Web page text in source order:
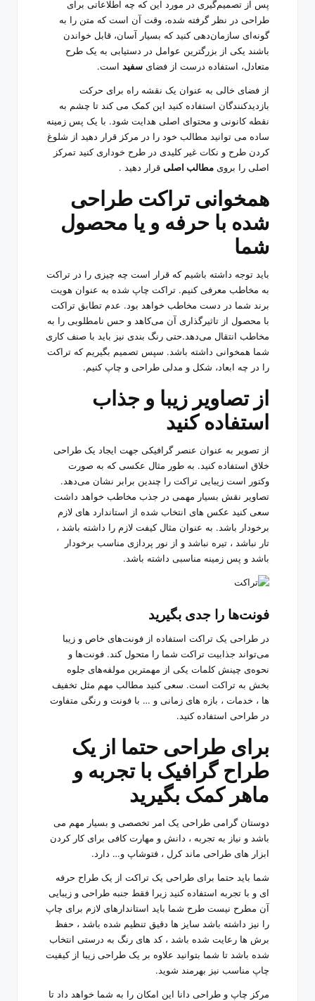
پس از تصمیم‌گیری در مورد این که چه اطلاعاتی برای
طراحی در نظر گرفته شده، وقت آن است که متن را به
گونه‌ای سازمان‌دهی کنید که بسیار آسان، قابل خواندن
باشند یکی از بزرگترین عوامل در دستیابی به یک طرح
متعادل، استفاده درست از فضای سفید است.
از فضای خالی به عنوان یک نقشه راه برای حرکت
بازدیدکنندگان استفاده کنید این کمک می کند تا چشم به
نقطه کانونی و محتوای اصلی هدایت شود. با یک پس زمینه
ساده می توانید مطالب خود را در مرکز قرار دهید از شلوغ
کردن طرح و نکات غیر کلیدی در طرح خوداری کنید تمرکز
اصلی را بروی مطالب اصلی قرار دهید .
همخوانی تراکت طراحی
شده با حرفه و یا محصول
شما
باید توجه داشته باشیم که قرار است چه چیزی را در تراکت
به مخاطب معرفی کنیم. تراکت چاپ شده به عنوان هویت
برند شما در دست مخاطب خواهد بود. عدم تطابق تراکت
با محصول از تاثیرگذاری آن می‌کاهد و حس نامطلوبی را به
مخاطب انتقال می‌دهد.حتی رنگ بندی نیز باید با صنف کاری
شما همخوانی داشته باشد. سپس تصمیم بگیریم که تراکت
را در چه ابعاد، شکل و مدلی طراحی و چاپ کنیم.
از تصاویر زیبا و جذاب
استفاده کنید
از تصویر به عنوان عنصر گرافیکی جهت ایجاد یک طراحی
خلاق استفاده کنید. به طور مثال عکسی که به صورت
وکتور است زیبایی تراکت را چندین برابر نشان می‌دهد.
تصاویر نقش بسیار مهمی در جذب مخاطب خواهد داشت
سعی کنید عکس های انتخاب شده از استاندارد های لازم
برخودار باشد. به عنوان مثال کیفت لازم را داشته باشد ،
تار نباشد ، تیره نباشد و از نور پردازی مناسب برخودار
باشد و پس زمینه مناسبی داشته باشد.
فونت‌ها را جدی بگیرید
در طراحی یک تراکت استفاده از فونت‌های خاص و زیبا
می‌تواند جذابیت تراکت شما را متحول کند. فونت‌ها و
نحوه‌ی چینش کلمات یکی از مهمترین مولفه‌های جلوه
بخش به تراکت است. سعی کنید مطالب مهم مثل تخفیف
ها ، خدمات ، بازه های زمانی و … با فونت و رنگی متفاوت
در طراحی استفاده کنید.
برای طراحی حتما از یک
طراح گرافیک با تجربه و
ماهر کمک بگیرید
دوستان گرامی طراحی یک امر تخصصی و بسیار مهم می
باشد و نیاز به تجربه ، دانش و مهارت کافی برای کار کردن
ابزار های طراحی ماند کرل ، فتوشاپ و… دارد.
شما باید حتما برای طراحی یک تراکت از یک طراح حرفه
ای و با تجربه استفاده کنید زیرا فقط جنبه طراحی و زیبایی
آن مطرح نیست طرح شما باید استاندارهای لازم برای چاپ
را نیز داشته باشد سایز ها دقیق تنظیم شده باشد ، حفظ
برش ها رعایت شده باشد ، کد های رنگ به درستی انتخاب
شده باشد تا شما بتوانید علاوه بر یک طراحی زیبا از کیفیت
چاپ مناسب نیز بهرمند شوید.
مرکز چاپ و طراحی دانا این امکان را به شما خواهد داد تا